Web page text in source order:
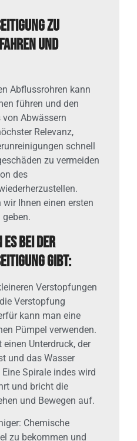
zu
und
Abflussrohren kann
führen und den
Abwässern
Relevanz,
schnell
zu vermeiden
des
Ihnen einen ersten
es bei der
gibt:
Verstopfungen
Verstopfung
kann man eine
Pümpel verwenden.
Unterdruck, der
und das Wasser
Spirale indes wird
und bricht die
und Bewegen auf.
Chemische
zu bekommen und